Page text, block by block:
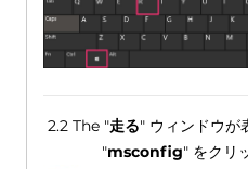
2.2 The "走る" ウィンドウが
"msconfig" をクリ